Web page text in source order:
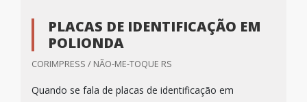
PLACAS DE IDENTIFICAÇÃO EM
POLIONDA
CORIMPRESS / NÃO-ME-TOQUE RS
Quando se fala de placas de identificação em